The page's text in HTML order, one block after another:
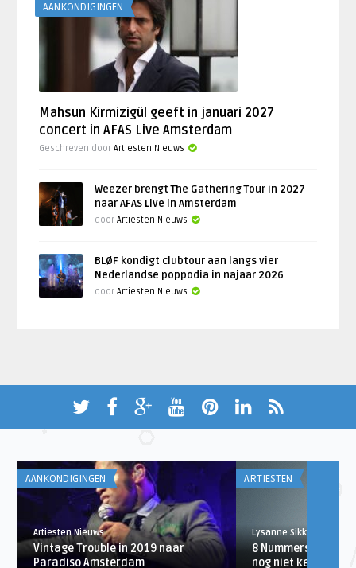
AANKONDIGINGEN
Mahsun Kirmizigül geeft in januari 2027
concert in AFAS Live Amsterdam
Geschreven doorArtiesten Nieuws
Weezer brengt The Gathering Tour in 2027
naar AFAS Live in Amsterdam
doorArtiesten Nieuws
BLØF kondigt clubtour aan langs vier
Nederlandse poppodia in najaar 2026
doorArtiesten Nieuws
AANKONDIGINGEN
Artiesten Nieuws
Vintage Trouble in 2019 naar
Paradiso Amsterdam
ARTIESTEN
Lysanne Sikkema
8 Nummers van Ed
nog niet kent